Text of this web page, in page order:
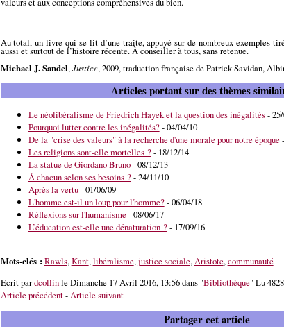
Au total, un livre qui se lit d’une traite, appuyé sur de nombreux exemples
aussi et surtout de l’histoire récente. À conseiller à tous, sans retenue.
Michael J. Sandel,Justice, 2009, traduction française de Patrick Savidan,
Articles portant sur des thèmes
Le néolibéralisme de Friedrich Hayek et la question des inégalités- 25/
Pourquoi lutter contre les inégalités?- 04/04/10
De la "crise des valeurs" à la recherche d'une morale pour notre époque
Les religions sont-elle mortelles ?- 18/12/14
La statue de Giordano Bruno- 08/12/13
À chacun selon ses besoins ?- 24/11/10
Après la vertu- 01/06/09
L'homme est-il un loup pour l'homme?- 06/04/18
Réflexions sur l'humanisme - 08/06/17
L’éducation est-elle une dénaturation ?- 17/09/16
Mots-clés : Rawls,Kant,libéralisme,justice sociale,Aristote,communauté
Ecrit pardcollinle Dimanche 17 Avril 2016, 13:56 dans "Bibliothèque" Lu
Article précédent-Article suivant
Partager cet article